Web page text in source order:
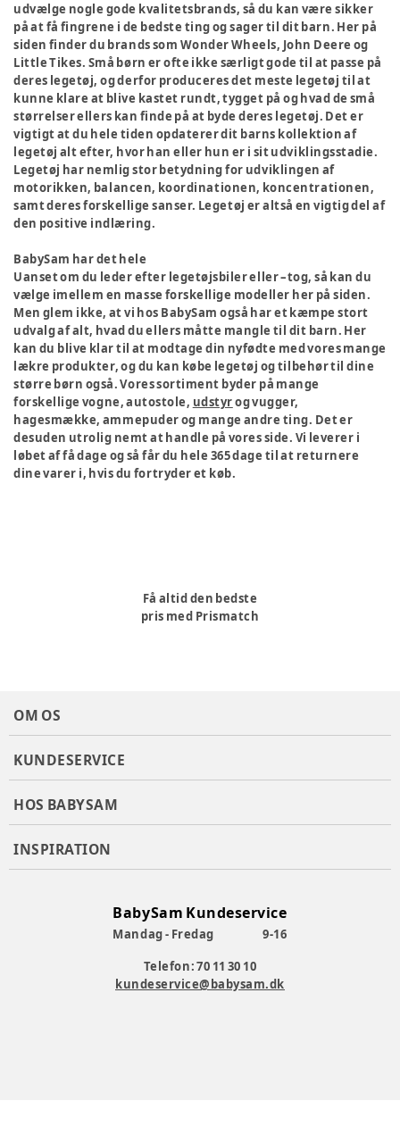
udvælge nogle gode kvalitetsbrands, så du kan være sikker
på at få fingrene i de bedste ting og sager til dit barn. Her på
siden finder du brands som Wonder Wheels, John Deere og
Little Tikes. Små børn er ofte ikke særligt gode til at passe på
deres legetøj, og derfor produceres det meste legetøj til at
kunne klare at blive kastet rundt, tygget på og hvad de små
størrelser ellers kan finde på at byde deres legetøj. Det er
vigtigt at du hele tiden opdaterer dit barns kollektion af
legetøj alt efter, hvor han eller hun er i sit udviklingsstadie.
Legetøj har nemlig stor betydning for udviklingen af
motorikken, balancen, koordinationen, koncentrationen,
samt deres forskellige sanser. Legetøj er altså en vigtig del af
den positive indlæring.
BabySam har det hele
Uanset om du leder efter legetøjsbiler eller –tog, så kan du
vælge imellem en masse forskellige modeller her på siden.
Men glem ikke, at vi hos BabySam også har et kæmpe stort
udvalg af alt, hvad du ellers måtte mangle til dit barn. Her
kan du blive klar til at modtage din nyfødte med vores mange
lækre produkter, og du kan købe legetøj og tilbehør til dine
større børn også. Vores sortiment byder på mange
forskellige vogne, autostole, udstyrog vugger,
hagesmække, ammepuder og mange andre ting. Det er
desuden utrolig nemt at handle på vores side. Vi leverer i
løbet af få dage og så får du hele 365 dage til at returnere
dine varer i, hvis du fortryder et køb.
Få altid den bedste
pris med Prismatch
OM OS
KUNDESERVICE
HOS BABYSAM
INSPIRATION
BabySam Kundeservice
Mandag - Fredag
9-16
Telefon: 70 11 30 10
kundeservice@babysam.dk